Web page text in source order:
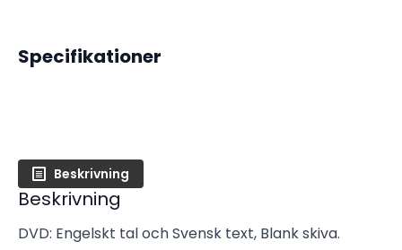
Specifikationer
Beskrivning
Beskrivning
DVD: Engelskt tal och Svensk text, Blank skiva.